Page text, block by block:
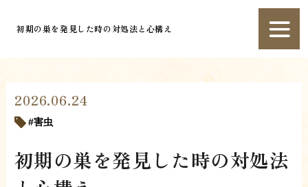
初期の巣を発見した時の対処法と心構え
2026.06.24
害虫
初期の巣を発見した時の対処法